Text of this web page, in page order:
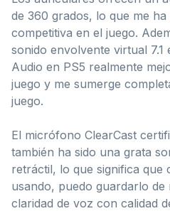
de 360 grados, lo que me
competitiva en el juego.
sonido envolvente virtual 7.1
Audio en PS5 realmente
juego y me sumerge
juego.
El micrófono ClearCast
también ha sido una grata
retráctil, lo que significa que
usando, puedo guardarlo de
claridad de voz con calidad